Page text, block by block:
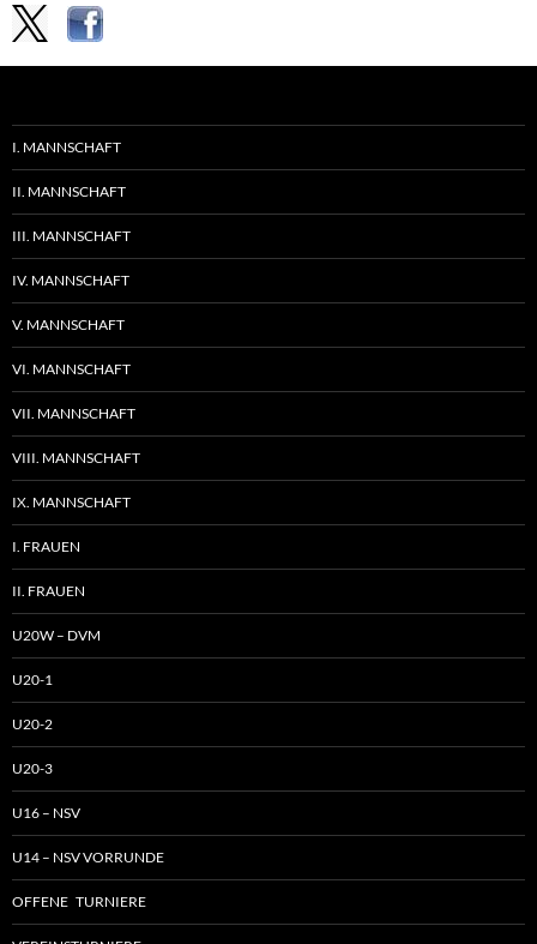
I. MANNSCHAFT
II. MANNSCHAFT
III. MANNSCHAFT
IV. MANNSCHAFT
V. MANNSCHAFT
VI. MANNSCHAFT
VII. MANNSCHAFT
VIII. MANNSCHAFT
IX. MANNSCHAFT
I. FRAUEN
II. FRAUEN
U20W – DVM
U20-1
U20-2
U20-3
U16 – NSV
U14 – NSV VORRUNDE
OFFENE TURNIERE